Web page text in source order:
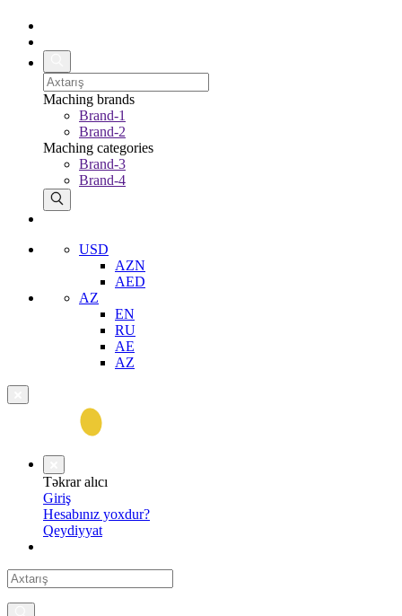
Maching brands
Brand-1
Brand-2
Maching categories
Brand-3
Brand-4
USD
AZN
AED
AZ
EN
RU
AE
AZ
Təkrar alıcı
Giriş
Hesabınız yoxdur?
Qeydiyyat